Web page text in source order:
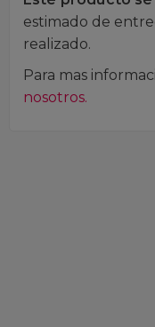
estimado de
realizado.
Para mas
nosotros.